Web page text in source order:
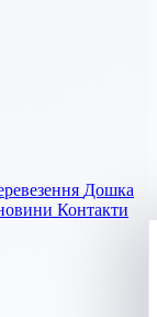
Дошка
Контакти